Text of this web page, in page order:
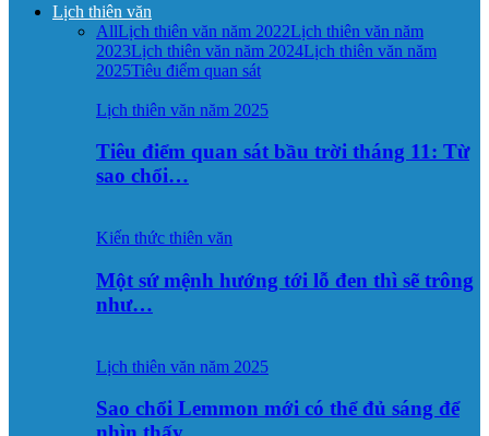
Lịch thiên văn
AllLịch thiên văn năm 2022Lịch thiên văn năm
2023Lịch thiên văn năm 2024Lịch thiên văn năm
2025Tiêu điểm quan sát
Lịch thiên văn năm 2025
Tiêu điểm quan sát bầu trời tháng 11: Từ
sao chổi…
Kiến thức thiên văn
Một sứ mệnh hướng tới lỗ đen thì sẽ trông
như…
Lịch thiên văn năm 2025
Sao chổi Lemmon mới có thể đủ sáng để